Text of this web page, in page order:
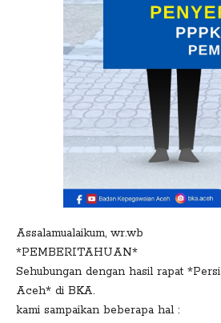
Assalamualaikum, wr.wb
*PEMBERITAHUAN*
Sehubungan dengan hasil rapat
Aceh* di BKA.
kami sampaikan beberapa hal :